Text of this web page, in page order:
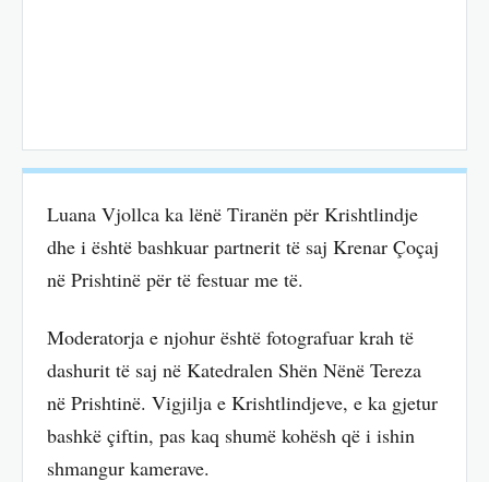
Luana Vjollca ka lënë Tiranën për Krishtlindje
dhe i është bashkuar partnerit të saj Krenar Çoçaj
në Prishtinë për të festuar me të.
Moderatorja e njohur është fotografuar krah të
dashurit të saj në Katedralen Shën Nënë Tereza
në Prishtinë. Vigjilja e Krishtlindjeve, e ka gjetur
bashkë çiftin, pas kaq shumë kohësh që i ishin
shmangur kamerave.